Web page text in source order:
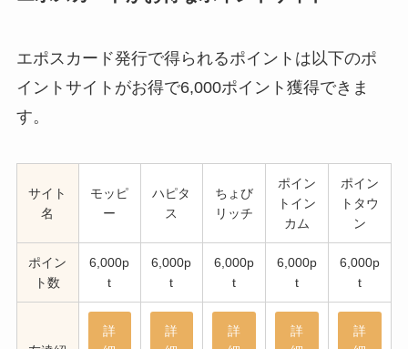
エポスカード発行で得られるポイントは以下のポ
イントサイトがお得で6,000ポイント獲得できま
す。
サイト
名
モッピ
ー
ハピタ
ス
ちょび
リッチ
ポイン
トイン
カム
ポイン
トタウ
ン
ポイン
ト数
6,000p
t
6,000p
t
6,000p
t
6,000p
t
6,000p
t
詳
詳
詳
詳
詳